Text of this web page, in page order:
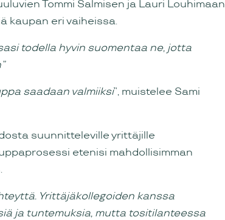
Tommi Salmisen ja Lauri Louhimaan
kaupan eri vaiheissa.
todella hyvin suomentaa ne, jotta
saadaan valmiiksi”, muistelee Sami
suunnitteleville yrittäjille
etenisi mahdollisimman
Yrittäjäkollegoiden kanssa
ja tuntemuksia, mutta tositilanteessa